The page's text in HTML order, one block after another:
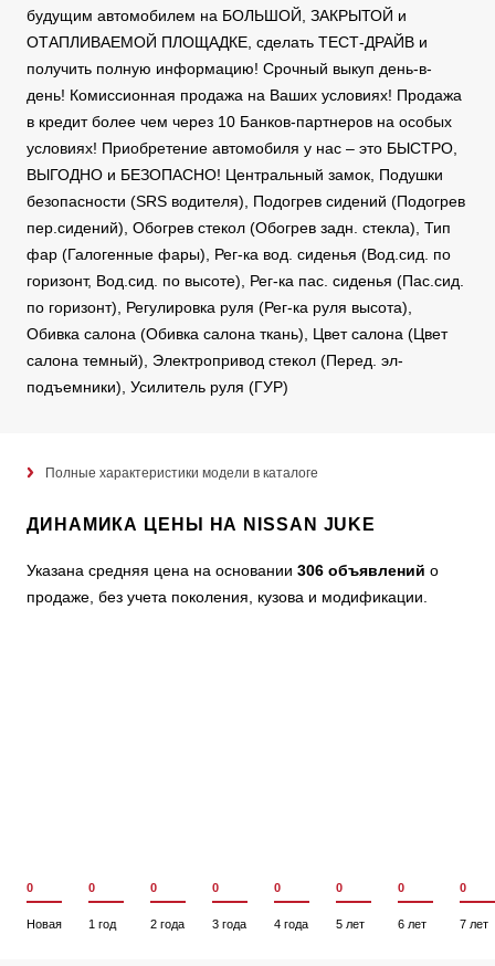
будущим автомобилем на БОЛЬШОЙ, ЗАКРЫТОЙ и
ОТАПЛИВАЕМОЙ ПЛОЩАДКЕ, сделать ТЕСТ-ДРАЙВ и
получить полную информацию! Срочный выкуп день-в-
день! Комиссионная продажа на Ваших условиях! Продажа
в кредит более чем через 10 Банков-партнеров на особых
условиях! Приобретение автомобиля у нас – это БЫСТРО,
ВЫГОДНО и БЕЗОПАСНО! Центральный замок, Подушки
безопасности (SRS водителя), Подогрев сидений (Подогрев
пер.сидений), Обогрев стекол (Обогрев задн. стекла), Тип
фар (Галогенные фары), Рег-ка вод. сиденья (Вод.сид. по
горизонт, Вод.сид. по высоте), Рег-ка пас. сиденья (Пас.сид.
по горизонт), Регулировка руля (Рег-ка руля высота),
Обивка салона (Обивка салона ткань), Цвет салона (Цвет
салона темный), Электропривод стекол (Перед. эл-
подъемники), Усилитель руля (ГУР)
Полные характеристики модели в каталоге
ДИНАМИКА ЦЕНЫ НА NISSAN JUKE
Указана средняя цена на основании 306 объявлений о
продаже, без учета поколения, кузова и модификации.
0
Новая
0
1 год
0
2 года
0
3 года
0
4 года
0
5 лет
0
6 лет
0
7 лет